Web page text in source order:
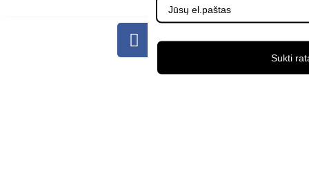
Sukti